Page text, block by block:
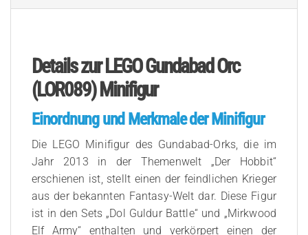
Details zur LEGO Gundabad Orc
(LOR089) Minifigur
Einordnung und Merkmale der Minifigur
Die LEGO Minifigur des Gundabad-Orks, die im
Jahr 2013 in der Themenwelt „Der Hobbit“
erschienen ist, stellt einen der feindlichen Krieger
aus der bekannten Fantasy-Welt dar. Diese Figur
ist in den Sets „Dol Guldur Battle“ und „Mirkwood
Elf Army“ enthalten und verkörpert einen der